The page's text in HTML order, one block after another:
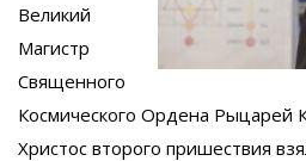
Великий
Магистр
Священного
Космического Ордена Рыцарей
Христос второго пришествия